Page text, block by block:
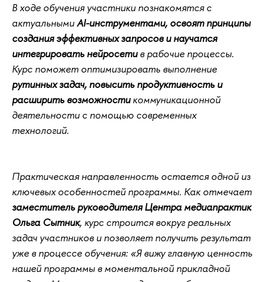
В ходе обучения участники познакомятся с
актуальнымиAI-инструментами, освоят принципы
создания эффективных запросов и научатся
интегрировать нейросетив рабочие процессы.
Курс поможет оптимизировать выполнение
рутинных задач, повысить продуктивность и
расширить возможностикоммуникационной
деятельности с помощью современных
технологий.
Практическая направленность остается одной из
ключевых особенностей программы. Как отмечает
заместитель руководителя Центра медиапрактик
Ольга Сытник, курс строится вокруг реальных
задач участников и позволяет получить результат
уже в процессе обучения: «Я вижу главную ценность
нашей программы в моментальной прикладной